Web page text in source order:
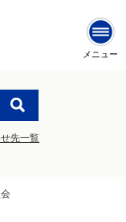
メニュー
先一覧